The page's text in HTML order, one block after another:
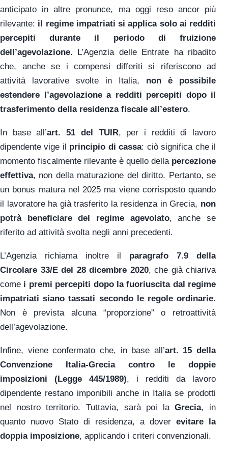
anticipato in altre pronunce, ma oggi reso ancor più
rilevante: il regime impatriati si applica solo ai redditi
percepiti durante il periodo di fruizione
dell’agevolazione. L’Agenzia delle Entrate ha ribadito
che, anche se i compensi differiti si riferiscono ad
attività lavorative svolte in Italia, non è possibile
estendere l’agevolazione a redditi percepiti dopo il
trasferimento della residenza fiscale all’estero.
In base all’art. 51 del TUIR, per i redditi di lavoro
dipendente vige il principio di cassa: ciò significa che il
momento fiscalmente rilevante è quello della percezione
effettiva, non della maturazione del diritto. Pertanto, se
un bonus matura nel 2025 ma viene corrisposto quando
il lavoratore ha già trasferito la residenza in Grecia, non
potrà beneficiare del regime agevolato, anche se
riferito ad attività svolta negli anni precedenti.
L’Agenzia richiama inoltre il paragrafo 7.9 della
Circolare 33/E del 28 dicembre 2020, che già chiariva
come i premi percepiti dopo la fuoriuscita dal regime
impatriati siano tassati secondo le regole ordinarie.
Non è prevista alcuna “proporzione” o retroattività
dell’agevolazione.
Infine, viene confermato che, in base all’art. 15 della
Convenzione Italia-Grecia contro le doppie
imposizioni (Legge 445/1989), i redditi da lavoro
dipendente restano imponibili anche in Italia se prodotti
nel nostro territorio. Tuttavia, sarà poi laGrecia, in
quanto nuovo Stato di residenza, a dover evitare la
doppia imposizione, applicando i criteri convenzionali.